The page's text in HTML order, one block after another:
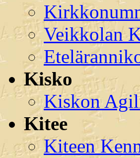
Veikkolan
Kisko
Kiskon
Kitee
Kiteen